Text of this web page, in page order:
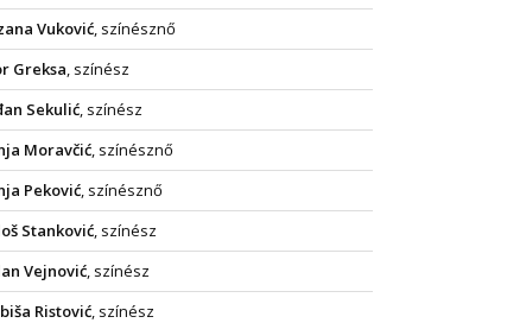
Vuković, színésznő
Greksa, színész
Sekulić, színész
Moravčić, színésznő
Peković, színésznő
Stanković, színész
Vejnović, színész
Ristović, színész